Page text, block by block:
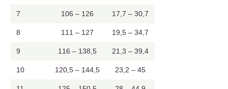
7 106 – 126 17,7 – 30,7
8 111 – 127 19,5 – 34,7
9 116 – 138,5 21,3 – 39,4
10 120,5 – 144,5 23,2 – 45